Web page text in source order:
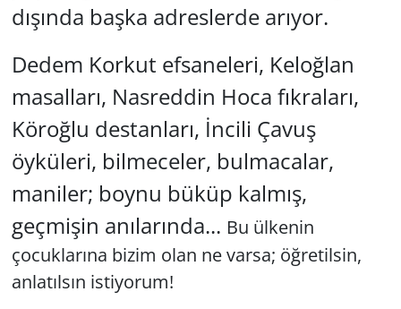
dışında başka adreslerde arıyor.
Dedem Korkut efsaneleri, Keloğlan
masalları, Nasreddin Hoca fıkraları,
Köroğlu destanları, İncili Çavuş
öyküleri, bilmeceler, bulmacalar,
maniler; boynu büküp kalmış,
geçmişin anılarında... Bu ülkenin
çocuklarına bizim olan ne varsa; öğretilsin,
anlatılsın istiyorum!